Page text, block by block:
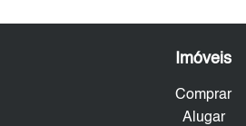
Imóveis
Comprar
Alugar